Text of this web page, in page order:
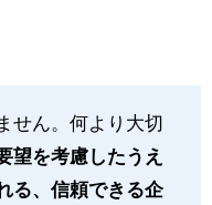
せん。何より大切
望を考慮したうえ
る、信頼できる企